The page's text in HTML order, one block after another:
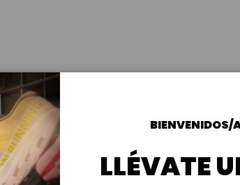
BIENVENIDOS/
LLÉVATE